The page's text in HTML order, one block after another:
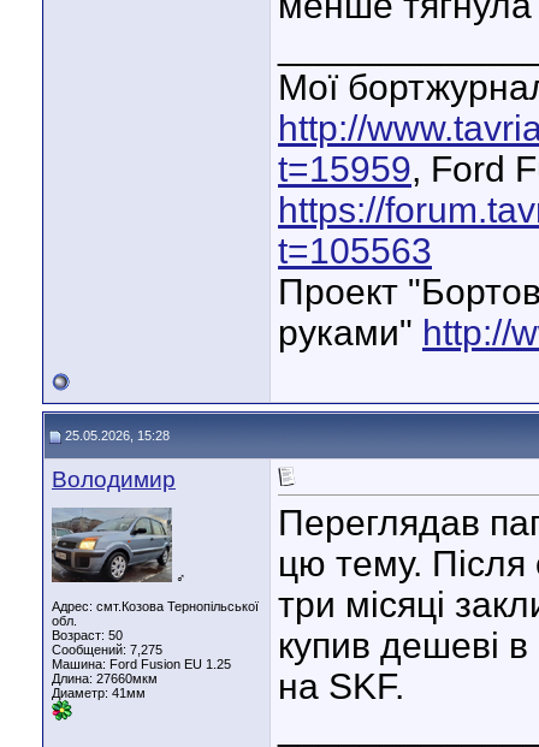
Мої
http://
t=15959, Ford
https://
t=105563
Проект
руками" http://
25.05.2026, 15:28
Володимир
♂
Адрес: смт.Козова Тернопільської
обл.
Возраст: 50
Сообщений: 7,275
Машина: Ford Fusion EU 1.25
Длина: 27660мкм
Диаметр: 41мм
Переглядав
цю тему. Після
три місяці
купив дешеві в
на SKF.